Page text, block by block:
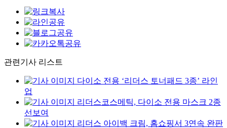
관련기사 리스트
다이소 전용 ‘리더스 토너패드 3종’ 라인
업
리더스코스메틱, 다이소 전용 마스크 2종
선보여
리더스 아이백 크림, 홈쇼핑서 3연속 완판